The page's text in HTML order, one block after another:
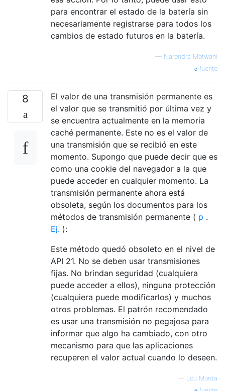
para encontrar el estado de la batería sin
necesariamente registrarse para todos los
cambios de estado futuros en la batería.
— Narendra Motwani
fuente
8
El valor de una transmisión permanente es
el valor que se transmitió por última vez y
se encuentra actualmente en la memoria
caché permanente. Este no es el valor de
una transmisión que se recibió en este
momento. Supongo que puede decir que es
como una cookie del navegador a la que
puede acceder en cualquier momento. La
transmisión permanente ahora está
obsoleta, según los documentos para los
métodos de transmisión permanente ( p .
Ej. ):
Este método quedó obsoleto en el nivel de
API 21. No se deben usar transmisiones
fijas. No brindan seguridad (cualquiera
puede acceder a ellos), ninguna protección
(cualquiera puede modificarlos) y muchos
otros problemas. El patrón recomendado
es usar una transmisión no pegajosa para
informar que algo ha cambiado, con otro
mecanismo para que las aplicaciones
recuperen el valor actual cuando lo deseen.
— Lou Morda